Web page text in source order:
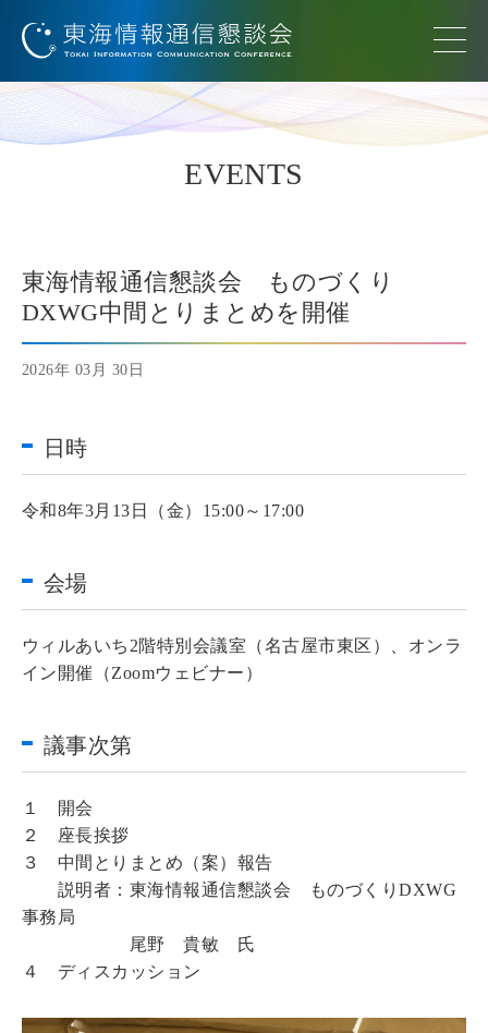
EVENTS
東海情報通信懇談会 ものづくり
DXWG中間とりまとめを開催
2026年 03月 30日
日時
令和8年3月13日（金）15:00～17:00
会場
ウィルあいち2階特別会議室（名古屋市東区）、オンラ
イン開催（Zoomウェビナー）
議事次第
１ 開会
２ 座長挨拶
３ 中間とりまとめ（案）報告
説明者：東海情報通信懇談会 ものづくりDXWG
事務局
尾野 貴敏 氏
４ ディスカッション